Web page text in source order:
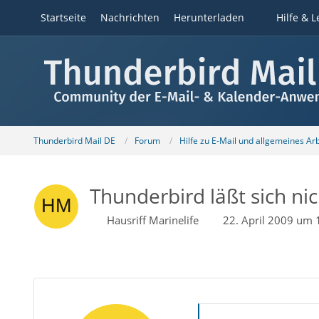
Startseite Nachrichten Herunterladen Hilfe &
Thunderbird Mail DE Forum Hilfe zu E-Mail und allgemeines
Thunderbird läßt sich
Hausriff Marinelife 22. April 2009 um